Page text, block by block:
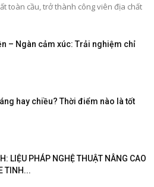
toàn cầu, trở thành công viên địa chất
– Ngàn cảm xúc: Trải nghiệm chỉ
hay chiều? Thời điểm nào là tốt
LIỆU PHÁP NGHỆ THUẬT NÂNG CAO
TINH...